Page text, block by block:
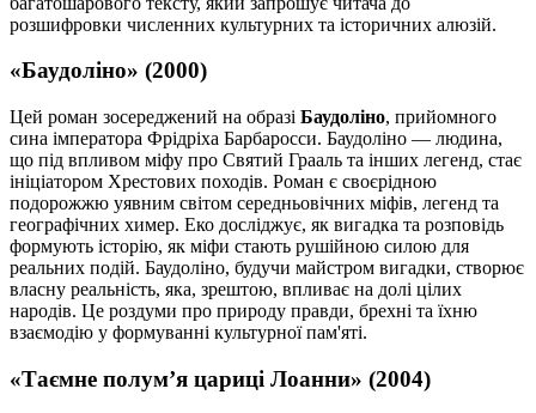
розшифровки численних культурних та історичних алюзій.
«Баудоліно» (2000)
Цей роман зосереджений на образі Баудоліно, прийомного
сина імператора Фрідріха Барбаросси. Баудоліно — людина,
що під впливом міфу про Святий Грааль та інших легенд, стає
ініціатором Хрестових походів. Роман є своєрідною
подорожжю уявним світом середньовічних міфів, легенд та
географічних химер. Еко досліджує, як вигадка та розповідь
формують історію, як міфи стають рушійною силою для
реальних подій. Баудоліно, будучи майстром вигадки, створює
власну реальність, яка, зрештою, впливає на долі цілих
народів. Це роздуми про природу правди, брехні та їхню
взаємодію у формуванні культурної пам'яті.
«Таємне полум’я цариці Лоанни» (2004)